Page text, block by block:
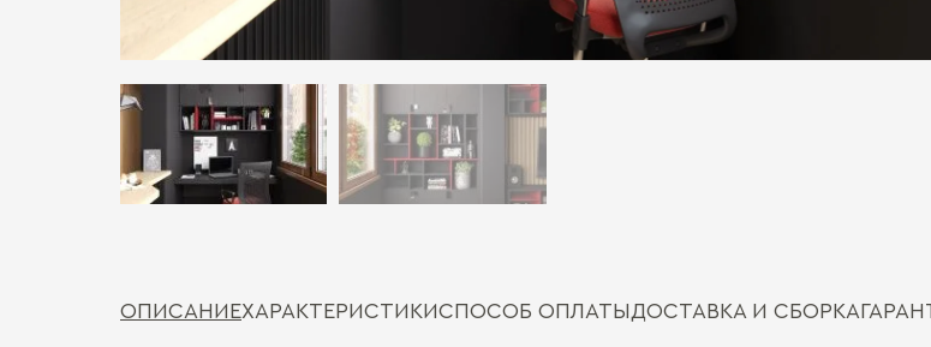
ОПИСАНИЕХАРАКТЕРИСТИКИСПОСОБ ОПЛАТЫДОСТАВКА И СБОРКА